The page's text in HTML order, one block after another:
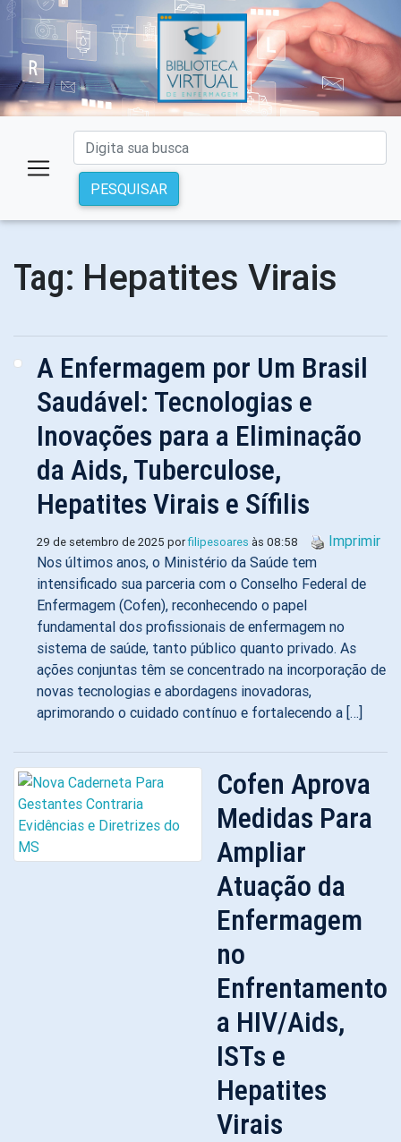
PESQUISAR
Tag: Hepatites Virais
A Enfermagem por Um Brasil
Saudável: Tecnologias e
Inovações para a Eliminação
da Aids, Tuberculose,
Hepatites Virais e Sífilis
29 de setembro de 2025 porfilipesoares às 08:58
Imprimir
Nos últimos anos, o Ministério da Saúde tem
intensificado sua parceria com o Conselho Federal de
Enfermagem (Cofen), reconhecendo o papel
fundamental dos profissionais de enfermagem no
sistema de saúde, tanto público quanto privado. As
ações conjuntas têm se concentrado na incorporação de
novas tecnologias e abordagens inovadoras,
aprimorando o cuidado contínuo e fortalecendo a […]
Cofen Aprova
Medidas Para
Ampliar
Atuação da
Enfermagem
no
Enfrentamento
a HIV/Aids,
ISTs e
Hepatites
Virais